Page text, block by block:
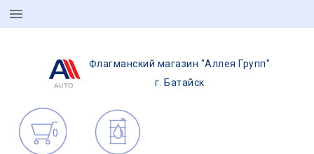
Флагманский магазин "Аллея Групп"
г. Батайск
0